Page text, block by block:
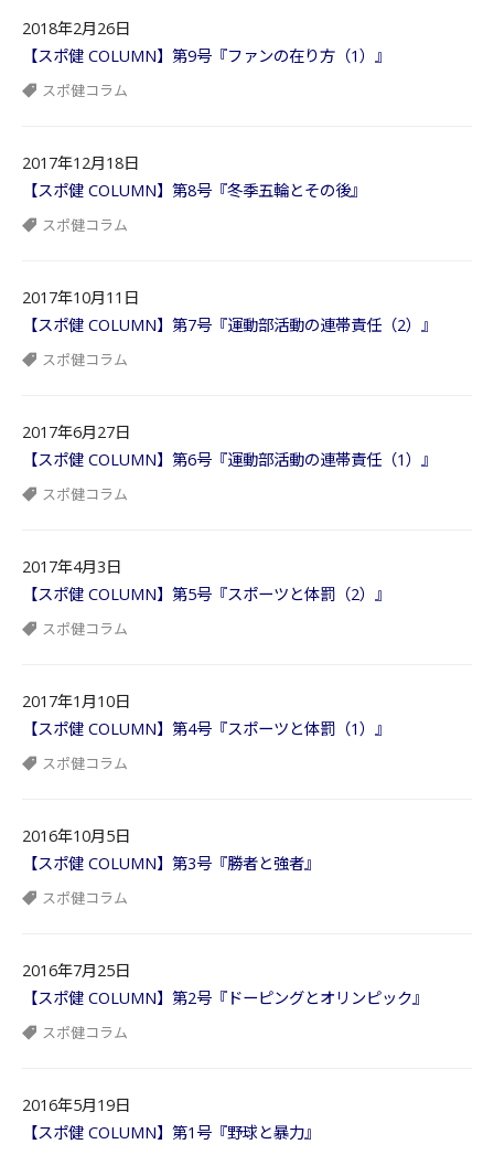
2018年2月26日
【スポ健 COLUMN】第9号『ファンの在り方（1）』
スポ健コラム
2017年12月18日
【スポ健 COLUMN】第8号『冬季五輪とその後』
スポ健コラム
2017年10月11日
【スポ健 COLUMN】第7号『運動部活動の連帯責任（2）』
スポ健コラム
2017年6月27日
【スポ健 COLUMN】第6号『運動部活動の連帯責任（1）』
スポ健コラム
2017年4月3日
【スポ健 COLUMN】第5号『スポーツと体罰（2）』
スポ健コラム
2017年1月10日
【スポ健 COLUMN】第4号『スポーツと体罰（1）』
スポ健コラム
2016年10月5日
【スポ健 COLUMN】第3号『勝者と強者』
スポ健コラム
2016年7月25日
【スポ健 COLUMN】第2号『ドーピングとオリンピック』
スポ健コラム
2016年5月19日
【スポ健 COLUMN】第1号『野球と暴力』